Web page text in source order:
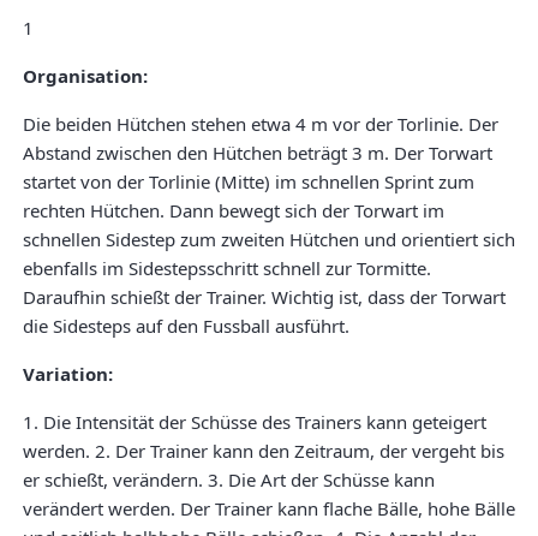
1
Organisation:
Die beiden Hütchen stehen etwa 4 m vor der Torlinie. Der
Abstand zwischen den Hütchen beträgt 3 m. Der Torwart
startet von der Torlinie (Mitte) im schnellen Sprint zum
rechten Hütchen. Dann bewegt sich der Torwart im
schnellen Sidestep zum zweiten Hütchen und orientiert sich
ebenfalls im Sidestepsschritt schnell zur Tormitte.
Daraufhin schießt der Trainer. Wichtig ist, dass der Torwart
die Sidesteps auf den Fussball ausführt.
Variation:
1. Die Intensität der Schüsse des Trainers kann geteigert
werden. 2. Der Trainer kann den Zeitraum, der vergeht bis
er schießt, verändern. 3. Die Art der Schüsse kann
verändert werden. Der Trainer kann flache Bälle, hohe Bälle